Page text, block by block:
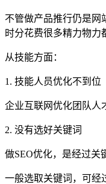
不管做产品推行仍是网
时分花费很多精力物力
从技能方面：
1. 技能人员优化不到位
企业互联网优化团队人
2. 没有选好关键词
做SEO优化，是经过关
一般选取关键词，可经